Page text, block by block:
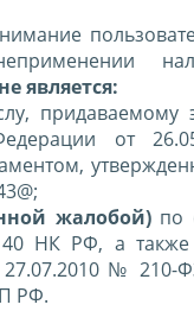
не является:
придаваемому
от
жалобой)по
НК РФ, а
№ 210-
РФ.